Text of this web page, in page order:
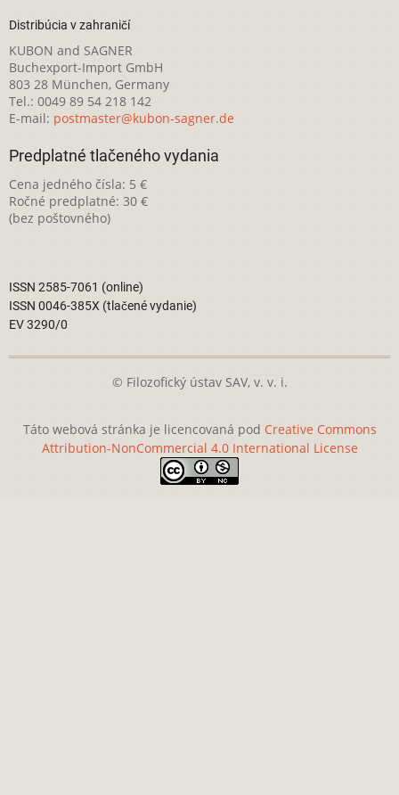
Distribúcia v zahraničí
KUBON and SAGNER
Buchexport-Import GmbH
803 28 München, Germany
Tel.: 0049 89 54 218 142
E-mail: postmaster@kubon-sagner.de
Predplatné tlačeného vydania
Cena jedného čísla: 5 €
Ročné predplatné: 30 €
(bez poštovného)
ISSN 2585-7061 (online)
ISSN 0046-385X (tlačené vydanie)
EV 3290/0
© Filozofický ústav SAV, v. v. i.
Táto webová stránka je licencovaná pod Creative Commons
Attribution-NonCommercial 4.0 International License